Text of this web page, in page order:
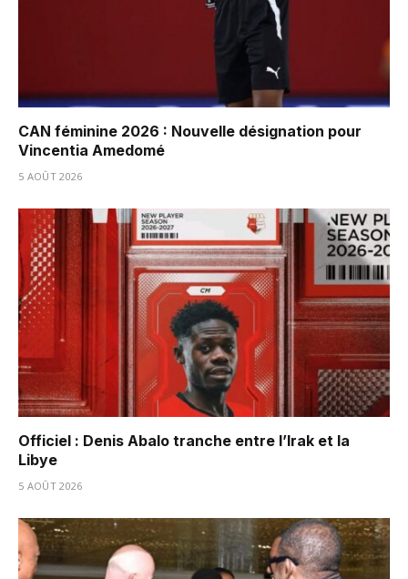
CAN féminine 2026 : Nouvelle désignation pour
Vincentia Amedomé
5 AOÛT 2026
Officiel : Denis Abalo tranche entre l’Irak et la
Libye
5 AOÛT 2026